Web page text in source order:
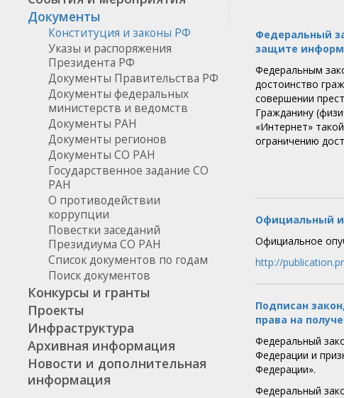
Документы
Конституция и законы РФ
Указы и распоряжения
Президента РФ
Документы Правительства РФ
Документы федеральных
министерств и ведомств
Документы РАН
Документы регионов
Документы CO РАН
Государственное задание СО
РАН
О противодействии
коррупции
Повестки заседаний
Президиума СО РАН
Список документов по годам
Поиск документов
Конкурсы и гранты
Проекты
Инфраструктура
Архивная информация
Новости и дополнительная
информация
Федеральный
защите
Федеральным
достоинство
совершении
Гражданину
«Интернет»
ограничению
Официальный
Официальное
http://
Подписан
права на
Федеральный
Федерации и
Федерации».
Федеральный